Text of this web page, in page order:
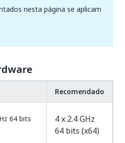
nesta página se aplicam
Recomendado
64 bits
4 x 2.4 GHz
64 bits (x64)